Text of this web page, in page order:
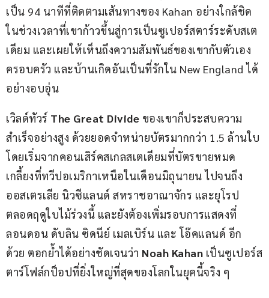
เป็น 94 นาทีที่ติดตามเส้นทางของ Kahan อย่างใกล้ชิด
ในช่วงเวลาที่เขาก้าวขึ้นสู่การเป็นซูเปอร์สตาร์ระดับสเต
เดียม และเผยให้เห็นถึงความสัมพันธ์ของเขากับตัวเอง
ครอบครัว และบ้านเกิดอันเป็นที่รักใน New England ได้
อย่างอบอุ่น
เวิลด์ทัวร์ The Great Divide ของเขาก็ประสบความ
สำเร็จอย่างสูง ด้วยยอดจำหน่ายบัตรมากกว่า 1.5 ล้านใบ
โดยเริ่มจากคอนเสิร์คสเกลสเตเดียมที่บัตรขายหมด
เกลี้ยงที่ทวีปอเมริกาเหนือในเดือนมิถุนายน ไปจนถึง
ออสเตรเลีย นิวซีแลนด์ สหราชอาณาจักร และยุโรป
ตลอดฤดูใบไม้ร่วงนี้ และยังต้องเพิ่มรอบการแสดงที่
ลอนดอน ดับลิน ซิดนีย์ เมลเบิร์น และ โอ๊คแลนด์ อีก
ด้วย ตอกย้ำได้อย่างชัดเจนว่า Noah Kahan เป็นซูเปอร์ส
ตาร์โฟล์กป็อปที่ยิ่งใหญ่ที่สุดของโลกในยุคนี้จริง ๆ